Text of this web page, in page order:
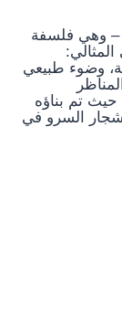
– وهي فلسفة
وضوء طبيعي
تم بناؤه
السرو في